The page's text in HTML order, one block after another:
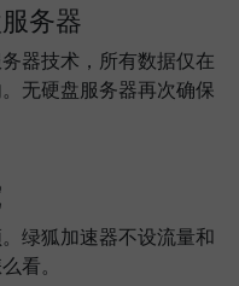
务器
器技术，所有数据仅在
无硬盘服务器再次确保
绿狐加速器不设流量和
看。